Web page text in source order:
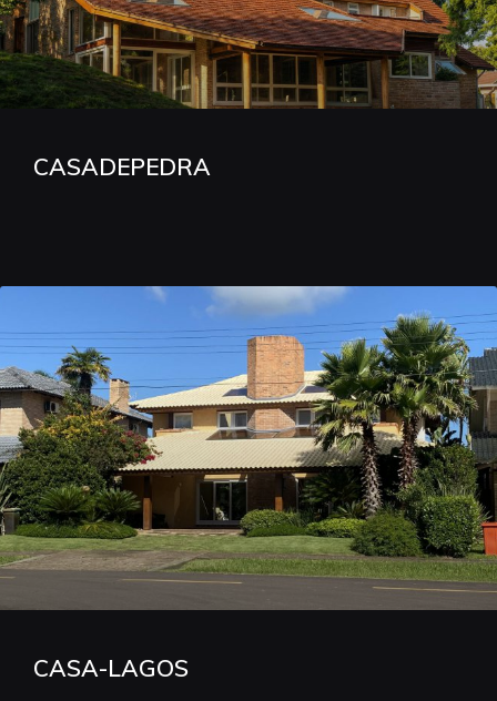
CASADEPEDRA
CASA-LAGOS